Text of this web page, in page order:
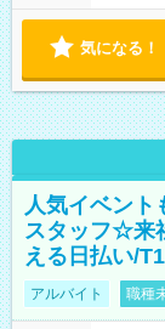
気になる！
人気イベント
スタッフ☆来
える日払い/T1
アルバイト 職種